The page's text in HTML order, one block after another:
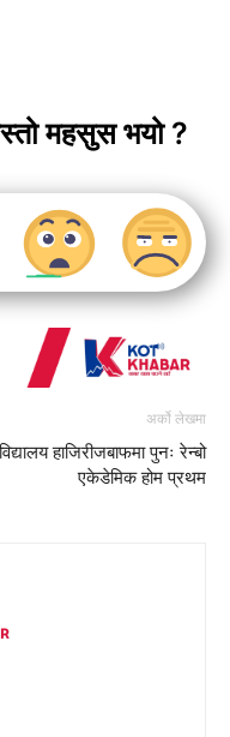
महसुस भयो ?
अर्को लेखमा
हाजिरीजबाफमा पुनः रेन्बो
एकेडेमिक होम प्रथम